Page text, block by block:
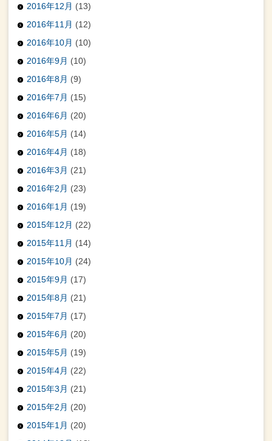
2016年12月 (13)
2016年11月 (12)
2016年10月 (10)
2016年9月 (10)
2016年8月 (9)
2016年7月 (15)
2016年6月 (20)
2016年5月 (14)
2016年4月 (18)
2016年3月 (21)
2016年2月 (23)
2016年1月 (19)
2015年12月 (22)
2015年11月 (14)
2015年10月 (24)
2015年9月 (17)
2015年8月 (21)
2015年7月 (17)
2015年6月 (20)
2015年5月 (19)
2015年4月 (22)
2015年3月 (21)
2015年2月 (20)
2015年1月 (20)